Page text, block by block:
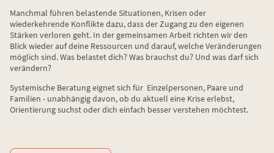
Manchmal führen belastende Situationen, Krisen oder
wiederkehrende Konflikte dazu, dass der Zugang zu den eigenen
Stärken verloren geht. In der gemeinsamen Arbeit richten wir den
Blick wieder auf deine Ressourcen und darauf, welche Veränderungen
möglich sind. Was belastet dich? Was brauchst du? Und was darf sich
verändern?
Systemische Beratung eignet sich für Einzelpersonen, Paare und
Familien - unabhängig davon, ob du aktuell eine Krise erlebst,
Orientierung suchst oder dich einfach besser verstehen möchtest.